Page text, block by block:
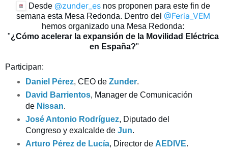
Desde @zunder_es nos proponen para este fin de
semana esta Mesa Redonda. Dentro del @Feria_VEM
hemos organizado una Mesa Redonda:
"¿Cómo acelerar la expansión de la Movilidad Eléctrica
en España?"
Participan:
Daniel Pérez, CEO de Zunder.
David Barrientos, Manager de Comunicación
de Nissan.
José Antonio Rodríguez, Diputado del
Congreso y exalcalde de Jun.
Arturo Pérez de Lucía, Director de AEDIVE.